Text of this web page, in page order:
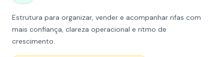
Estrutura para organizar, vender e acompanhar rifas com
mais confiança, clareza operacional e ritmo de
crescimento.